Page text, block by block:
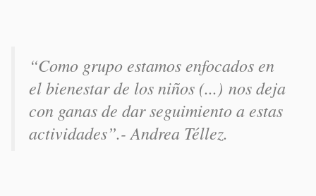
“Como grupo estamos enfocados en
el bienestar de los niños (...) nos deja
con ganas de dar seguimiento a estas
actividades”.- Andrea Téllez.